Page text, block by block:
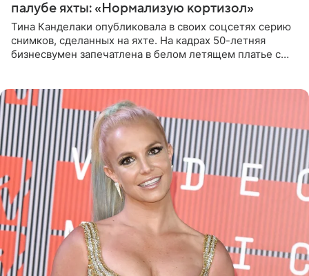
палубе яхты: «Нормализую кортизол»
Тина Канделаки опубликовала в своих соцсетях серию
снимков, сделанных на яхте. На кадрах 50-летняя
бизнесвумен запечатлена в белом летящем платье с